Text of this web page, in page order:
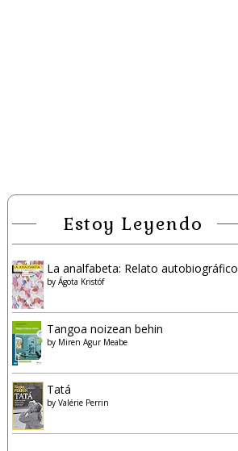
Estoy Leyendo
La analfabeta: Relato autobiográfico
by Ágota Kristóf
Tangoa noizean behin
by Miren Agur Meabe
Tatá
by Valérie Perrin